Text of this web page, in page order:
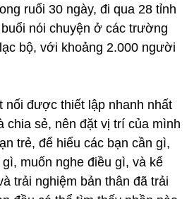
ruổi 30 ngày, đi qua 28 tỉnh
nói chuyện ở các trường
bộ, với khoảng 2.000 người
nối được thiết lập nhanh nhất
chia sẻ, nên đặt vị trí của mình
trẻ, để hiểu các bạn cần gì,
muốn nghe điều gì, và kể
trải nghiệm bản thân đã trải